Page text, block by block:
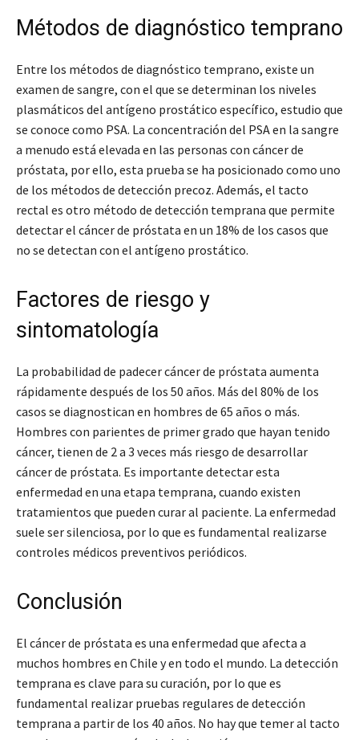
Métodos de diagnóstico temprano
Entre los métodos de diagnóstico temprano, existe un
examen de sangre, con el que se determinan los niveles
plasmáticos del antígeno prostático específico, estudio que
se conoce como PSA. La concentración del PSA en la sangre
a menudo está elevada en las personas con cáncer de
próstata, por ello, esta prueba se ha posicionado como uno
de los métodos de detección precoz. Además, el tacto
rectal es otro método de detección temprana que permite
detectar el cáncer de próstata en un 18% de los casos que
no se detectan con el antígeno prostático.
Factores de riesgo y
sintomatología
La probabilidad de padecer cáncer de próstata aumenta
rápidamente después de los 50 años. Más del 80% de los
casos se diagnostican en hombres de 65 años o más.
Hombres con parientes de primer grado que hayan tenido
cáncer, tienen de 2 a 3 veces más riesgo de desarrollar
cáncer de próstata. Es importante detectar esta
enfermedad en una etapa temprana, cuando existen
tratamientos que pueden curar al paciente. La enfermedad
suele ser silenciosa, por lo que es fundamental realizarse
controles médicos preventivos periódicos.
Conclusión
El cáncer de próstata es una enfermedad que afecta a
muchos hombres en Chile y en todo el mundo. La detección
temprana es clave para su curación, por lo que es
fundamental realizar pruebas regulares de detección
temprana a partir de los 40 años. No hay que temer al tacto